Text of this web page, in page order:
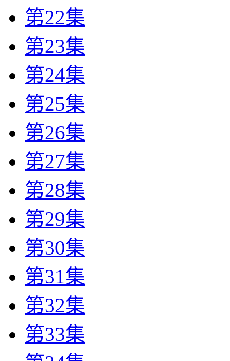
第22集
第23集
第24集
第25集
第26集
第27集
第28集
第29集
第30集
第31集
第32集
第33集